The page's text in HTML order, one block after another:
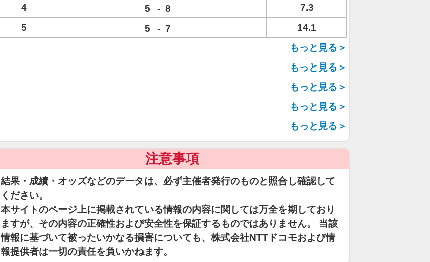
4
5 - 8
7.3
5
5 - 7
14.1
もっと見る＞
もっと見る＞
もっと見る＞
もっと見る＞
もっと見る＞
注意事項
結果・成績・オッズなどのデータは、必ず主催者発行のものと照合し確認して
ください。
本サイトのページ上に掲載されている情報の内容に関しては万全を期しており
ますが、その内容の正確性および安全性を保証するものではありません。 当該
情報に基づいて被ったいかなる損害についても、株式会社NTTドコモおよび情
報提供者は一切の責任を負いかねます。